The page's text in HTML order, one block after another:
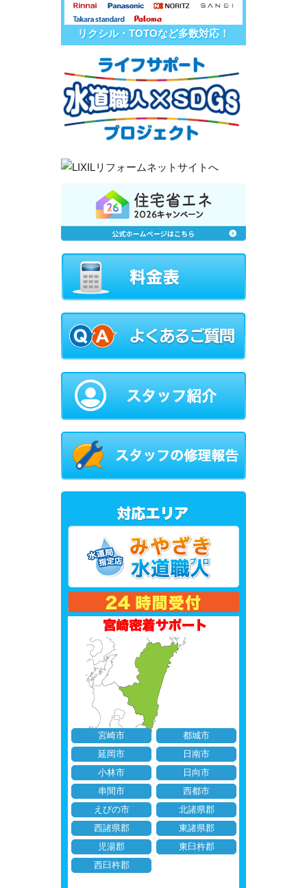
リクシル・TOTOなど多数対応！
宮崎市
都城市
延岡市
日南市
小林市
日向市
串間市
西都市
えびの市
北諸県郡
西諸県郡
東諸県郡
児湯郡
東臼杵郡
西臼杵郡